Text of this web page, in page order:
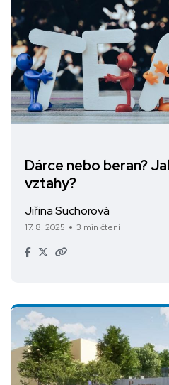
Dárce nebo beran?
vztahy?
Jiřina Suchorová
17. 8. 2025 3 min čtení